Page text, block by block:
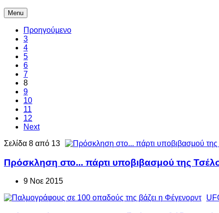
Menu
Προηγούμενο
3
4
5
6
7
8
9
10
11
12
Next
Σελίδα 8 από 13
Πρόσκληση στο... πάρτι υποβιβασμού της
9 Νοε 2015